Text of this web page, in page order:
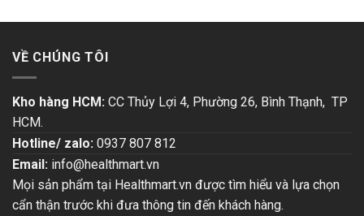
VỀ CHÚNG TÔI
Kho hàng HCM: CC Thủy Lợi 4, Phường 26, Bình Thạnh, TP
HCM.
Hotline/ zalo: 0937 807 812
Email: info@healthmart.vn
Mọi sản phẩm tại Healthmart.vn được tìm hiểu và lựa chọn
cẩn thận trước khi đưa thông tin đến khách hàng.